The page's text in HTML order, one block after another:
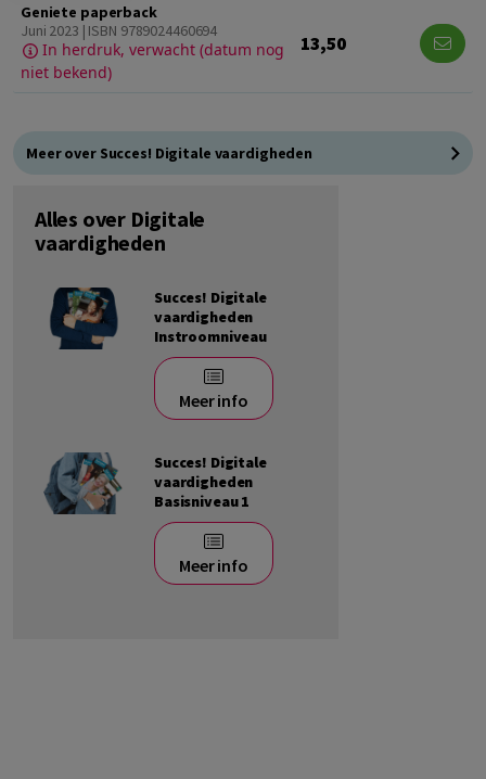
Geniete paperback
Juni 2023 | ISBN 9789024460694
In herdruk, verwacht (datum nog
niet bekend)
13,50
Meer over Succes! Digitale vaardigheden
Alles over Digitale
vaardigheden
Succes! Digitale
vaardigheden
Instroomniveau
Meer info
Succes! Digitale
vaardigheden
Basisniveau 1
Meer info